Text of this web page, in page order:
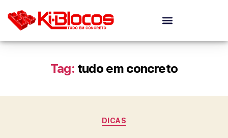
Tag: tudo em concreto
DICAS